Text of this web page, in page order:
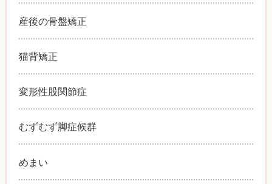
産後の骨盤矯正
猫背矯正
変形性股関節症
むずむず脚症候群
めまい